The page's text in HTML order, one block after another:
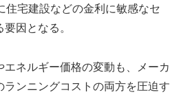
住宅建設などの金利に敏感なセ
因となる。
エネルギー価格の変動も、メーカ
ランニングコストの両方を圧迫す